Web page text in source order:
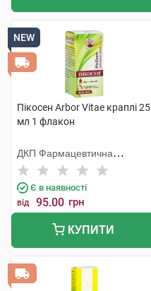
NEW
Пікосен Arbor Vitae краплі 25
мл 1 флакон
ДКП Фармацевтична
фабрика
Є в наявності
від 95.00 грн
КУПИТИ